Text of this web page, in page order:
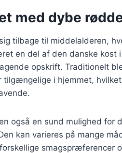
med dybe
tilbage til middelalderen,
en del af den danske kost i
opskrift. Traditionelt
tilgængelige i hjemmet,
også en sund mulighed for
kan varieres på mange
smagspræferencer